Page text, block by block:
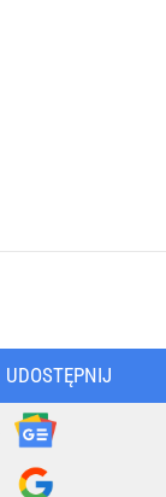
UDOSTĘPNIJ